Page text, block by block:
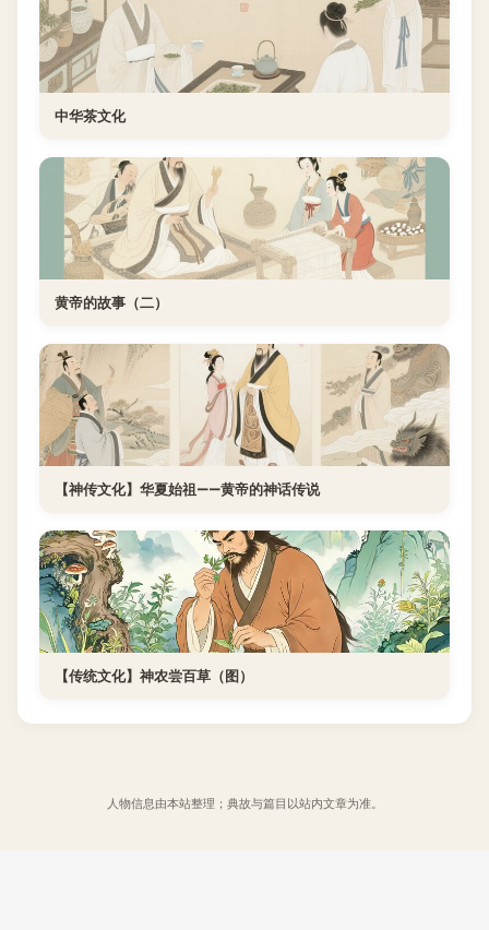
中华茶文化
黄帝的故事（二）
【神传文化】华夏始祖——黄帝的神话传说
【传统文化】神农尝百草（图）
人物信息由本站整理；典故与篇目以站内文章为准。